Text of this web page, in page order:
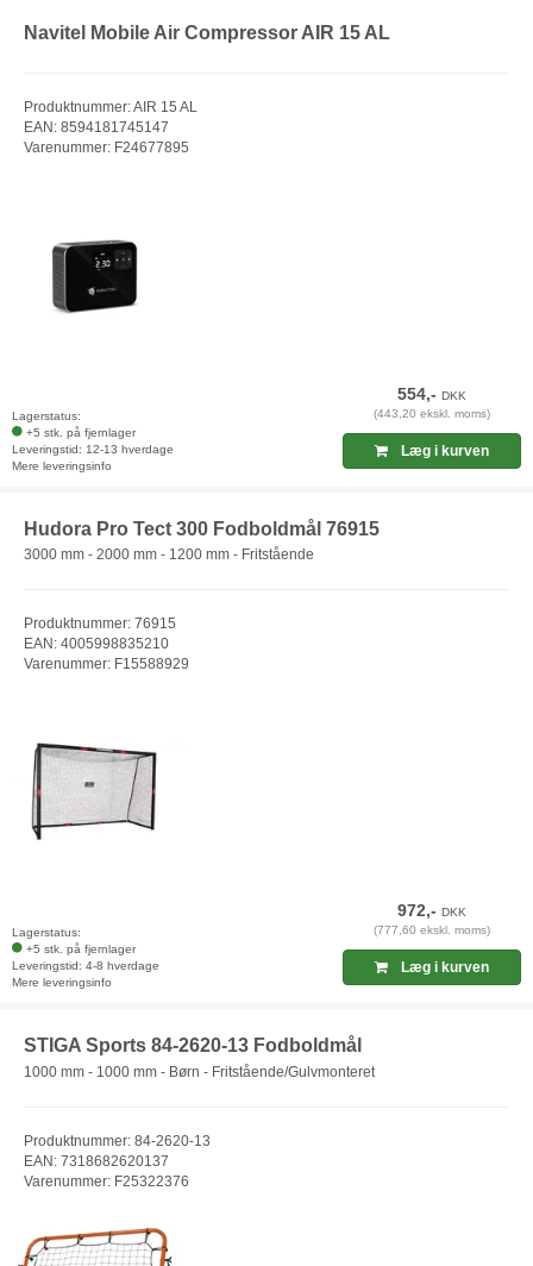
Navitel Mobile Air Compressor AIR 15 AL
Produktnummer: AIR 15 AL
EAN: 8594181745147
Varenummer: F24677895
Lagerstatus:
+5 stk. på fjernlager
Leveringstid: 12-13 hverdage
Mere leveringsinfo
554,-DKK
(443,20 ekskl. moms)
Læg i kurven
Hudora Pro Tect 300 Fodboldmål 76915
3000 mm - 2000 mm - 1200 mm - Fritstående
Produktnummer: 76915
EAN: 4005998835210
Varenummer: F15588929
Lagerstatus:
+5 stk. på fjernlager
Leveringstid: 4-8 hverdage
Mere leveringsinfo
972,-DKK
(777,60 ekskl. moms)
Læg i kurven
STIGA Sports 84-2620-13 Fodboldmål
1000 mm - 1000 mm - Børn - Fritstående/Gulvmonteret
Produktnummer: 84-2620-13
EAN: 7318682620137
Varenummer: F25322376